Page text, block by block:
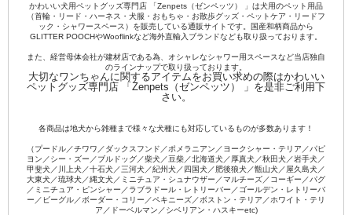
かわいい犬用ペットグッズ専門店 「Zenpets（ゼンペッツ） 」は犬用のペット用品
（首輪・リード・ハーネス・犬服・おもちゃ・お散歩グッズ・ペットケア・リードフ
ック・シャワースペース）を販売している通販サイトです。国産和柄商品から
GLITTER POOCHやWooflinkなど海外直輸入ブランドなども取り扱っております。
また、経営母体会社が建材店である為、オシャレなシャワー用スペースなど当店独自
のラインナップで取り扱っております。
大切なワンちゃんに関するアイテムをお買い求めの際はかわいい
ペットグッズ専門店 「Zenpets（ゼンペッツ） 」を是非ご利用下
さい。
各商品は地犬から雑種まで様々な犬種にも対応しているものが多数あります！
（プードル／チワワ／ダックスフンド／ポメラニアン／ヨークシャー・テリア／パピ
ヨン／シー・ズー／ブルドッグ／柴犬／豆柴／北海道犬／厚真犬／秋田犬／岩手犬／
甲斐犬／川上犬／十石犬／三河犬／紀州犬／四国犬／肥後狼犬／甑山犬／屋久島犬／
大東犬／琉球犬／縄文犬／ミニチュア・シュナウザー／マルチーズ／コーギー／パグ
／ミニチュア・ピンシャー／ラブラドール・レトリーバー／ゴールデン・レトリーバ
ー／ビーグル／ボーダー・コリー／ペキニーズ／ボストン・テリア／ホワイト・テリ
ア／ドーベルマン／シベリアン・ハスキーetc)